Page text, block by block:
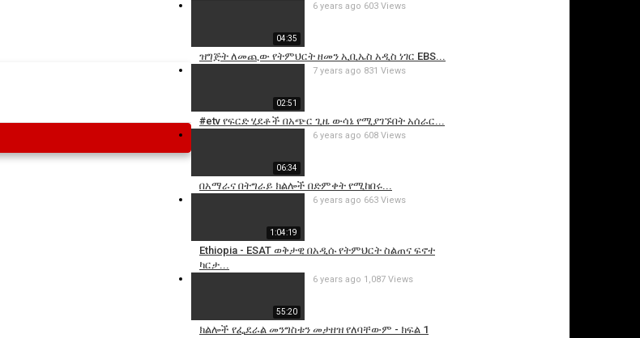
04:35
ዝግጅት ለመጪው የትምህርት ዘመን ኢቢኤስ አዲስ ነገር EBS...
6 years ago 603 Views
02:51
#etv የፍርድ ሂደቶች በአጭር ጊዜ ውሳኔ የሚያገኙበት አሰራር...
7 years ago 831 Views
06:34
በአማራና በትግራይ ክልሎች በድምቀት የሚከበሩ...
6 years ago 608 Views
1:04:19
Ethiopia - ESAT ወቅታዊ በአዲሱ የትምህርት ስልጠና ፍኖተ
ካርታ...
6 years ago 663 Views
55:20
ክልሎች የፌደራል መንግስቱን መታዘዝ የለባቸውም - ክፍል 1
6 years ago 1,087 Views